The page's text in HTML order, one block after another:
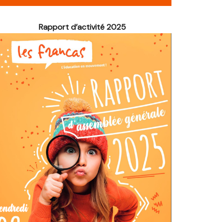
Rapport d’activité 2025